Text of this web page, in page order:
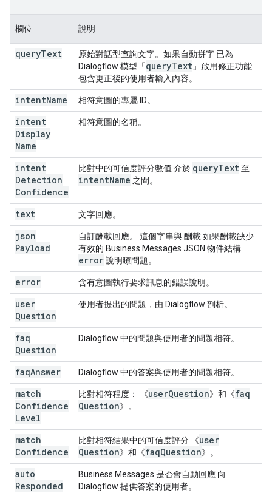
欄位 說明
queryText
原始對話型查詢文字。如果自動拼字 已為
Dialogflow 模型「queryText 」啟用修正功能
包含更正後的使用者輸入內容。
intentName 相符意圖的專屬 ID。
intent
Display
Name
相符意圖的名稱。
intent
Detection
Confidence
比對中的可信度評分數值 介於 queryText至
intentName 之間。
text 文字回應。
json
Payload
自訂酬載回應。 這個字串與 酬載 如果酬載缺少
有效的 Business Messages JSON 物件結構
error說明瞭問題。
error 含有意圖執行要求訊息的錯誤說明。
user
Question
使用者提出的問題，由 Dialogflow 剖析。
faq
Question
Dialogflow 中的問題與使用者的問題相符。
faqAnswer Dialogflow 中的答案與使用者的問題相符。
match
Confidence
Level
比對相符程度： 《userQuestion》和《faq
Question》。
match
Confidence
比對相符結果中的可信度評分 《user
Question》和《faqQuestion》。
auto
Responded
Business Messages 是否會自動回應 向
Dialogflow 提供答案的使用者。